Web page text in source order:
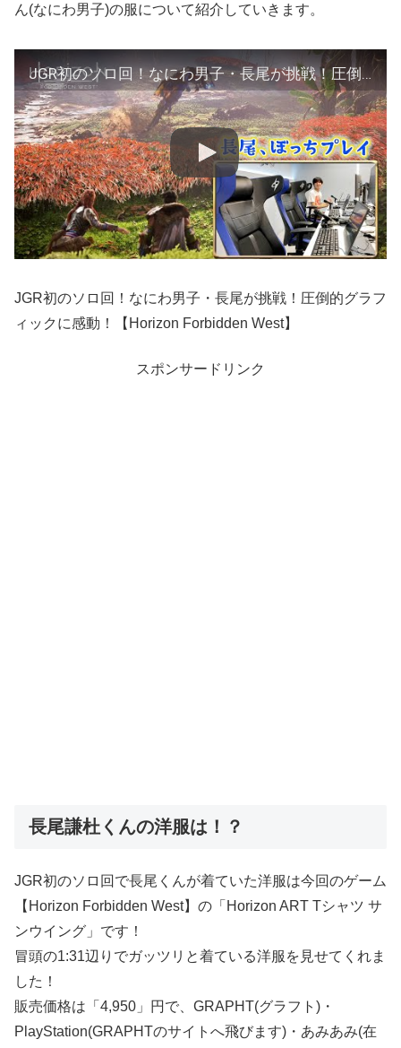
ん(なにわ男子)の服について紹介していきます。
JGR初のソロ回！なにわ男子・長尾が挑戦！圧倒的グラフィックに感動！【Horizon Forbidden West】
JGR初のソロ回！なにわ男子・長尾が挑戦！圧倒的グラフ
ィックに感動！【Horizon Forbidden West】
スポンサードリンク
長尾謙杜くんの洋服は！？
JGR初のソロ回で長尾くんが着ていた洋服は今回のゲーム
【Horizon Forbidden West】の「Horizon ART Tシャツ サ
ンウイング」です！
冒頭の1:31辺りでガッツリと着ている洋服を見せてくれま
した！
販売価格は「4,950」円で、GRAPHT(グラフト)・
PlayStation(GRAPHTのサイトへ飛びます)・あみあみ(在